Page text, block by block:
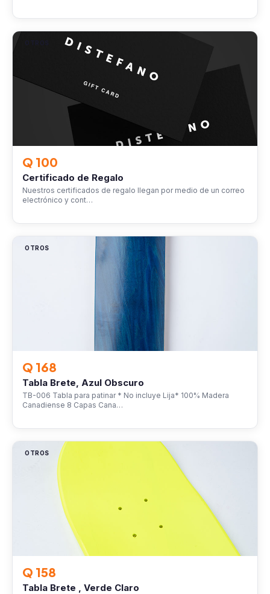
OTROS
Q 100
Certificado de Regalo
Nuestros certificados de regalo llegan por medio de un correo
electrónico y cont…
OTROS
Q 168
Tabla Brete, Azul Obscuro
TB-006 Tabla para patinar * No incluye Lija* 100% Madera
Canadiense 8 Capas Cana…
OTROS
Q 158
Tabla Brete , Verde Claro